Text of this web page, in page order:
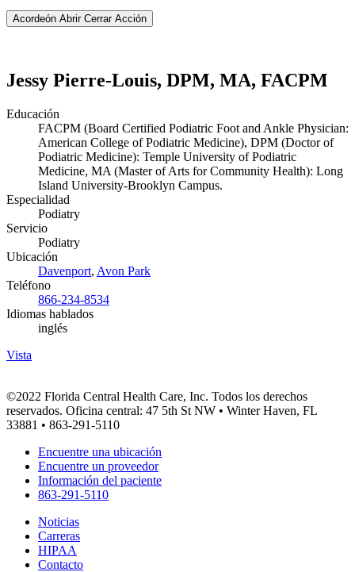
Acordeón Abrir Cerrar Acción
Jessy Pierre-Louis, DPM, MA, FACPM
Educación
FACPM (Board Certified Podiatric Foot and Ankle Physician:
American College of Podiatric Medicine), DPM (Doctor of
Podiatric Medicine): Temple University of Podiatric
Medicine, MA (Master of Arts for Community Health): Long
Island University-Brooklyn Campus.
Especialidad
Podiatry
Servicio
Podiatry
Ubicación
Davenport, Avon Park
Teléfono
866-234-8534
Idiomas hablados
inglés
Vista
©2022 Florida Central Health Care, Inc. Todos los derechos
reservados. Oficina central: 47 5th St NW • Winter Haven, FL
33881 • 863-291-5110
Encuentre una ubicación
Encuentre un proveedor
Información del paciente
863-291-5110
Noticias
Carreras
HIPAA
Contacto